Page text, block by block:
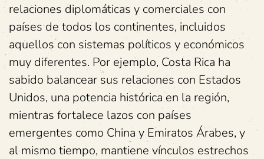
relaciones diplomáticas y comerciales con
países de todos los continentes, incluidos
aquellos con sistemas políticos y económicos
muy diferentes. Por ejemplo, Costa Rica ha
sabido balancear sus relaciones con Estados
Unidos, una potencia histórica en la región,
mientras fortalece lazos con países
emergentes como China y Emiratos Árabes, y
al mismo tiempo, mantiene vínculos estrechos